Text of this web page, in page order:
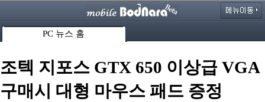
PC 뉴스 홈
조텍 지포스 GTX 650 이상급 VGA
구매시 대형 마우스 패드 증정